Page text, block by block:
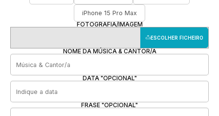
iPhone 15 Pro Max
FOTOGRAFIA/IMAGEM
ESCOLHER FICHEIRO
NOME DA MÚSICA & CANTOR/A
DATA "OPCIONAL"
FRASE "OPCIONAL"